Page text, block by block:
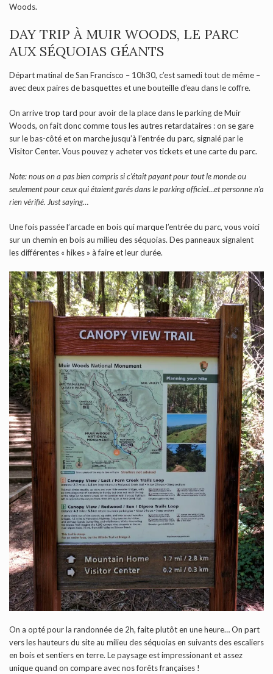
Woods.
DAY TRIP À MUIR WOODS, LE PARC
AUX SÉQUOIAS GÉANTS
Départ matinal de San Francisco – 10h30, c’est samedi tout de même –
avec deux paires de basquettes et une bouteille d’eau dans le coffre.
On arrive trop tard pour avoir de la place dans le parking de Muir
Woods, on fait donc comme tous les autres retardataires : on se gare
sur le bas-côté et on marche jusqu’à l’entrée du parc, signalé par le
Visitor Center. Vous pouvez y acheter vos tickets et une carte du parc.
Note: nous on a pas bien compris si c’était payant pour tout le monde ou
seulement pour ceux qui étaient garés dans le parking officiel…et personne n’a
rien vérifié. Just saying…
Une fois passée l’arcade en bois qui marque l’entrée du parc, vous voici
sur un chemin en bois au milieu des séquoias. Des panneaux signalent
les différentes « hikes » à faire et leur durée.
On a opté pour la randonnée de 2h, faite plutôt en une heure… On part
vers les hauteurs du site au milieu des séquoias en suivants des escaliers
en bois et sentiers en terre. Le paysage est impressionant et assez
unique quand on compare avec nos forêts françaises !